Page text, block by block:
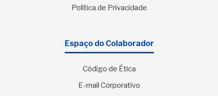
Política de Privacidade
Espaço do Colaborador
Código de Ética
E-mail Corporativo